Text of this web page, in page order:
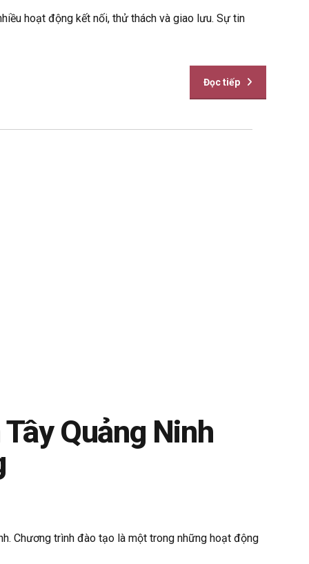
hoạt động kết nối, thử thách và giao lưu. Sự tin
Đọc tiếp
Quảng Ninh
Chương trình đào tạo là một trong những hoạt động